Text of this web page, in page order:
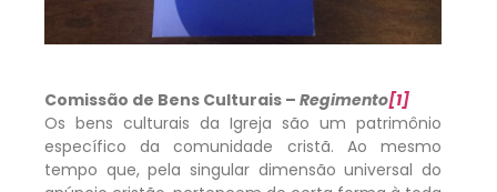
Comissão de Bens Culturais – Regimento[1]
Os bens culturais da Igreja são um patrimônio
específico da comunidade cristã. Ao mesmo
tempo que, pela singular dimensão universal do